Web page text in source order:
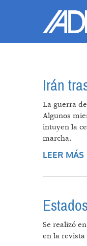
Irán
La guerra
Algunos
intuyen la
marcha.
LEER MÁS
Se realizó
en la revista